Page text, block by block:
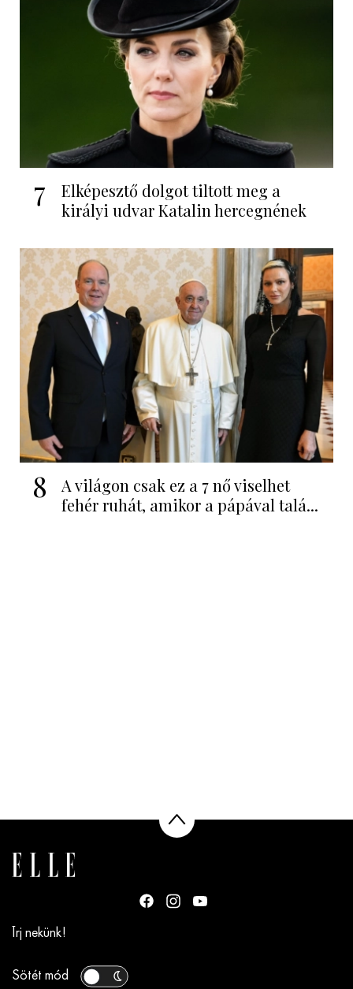
7
Elképesztő dolgot tiltott meg a
királyi udvar Katalin hercegnének
8
A világon csak ez a 7 nő viselhet
fehér ruhát, amikor a pápával talá...
Írj nekünk!
Sötét mód